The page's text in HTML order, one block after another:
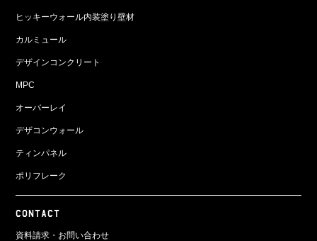
ヒッキーウォール内装塗り壁材
カルミュール
デザインコンクリート
MPC
オーバーレイ
デザコンウォール
ティンパネル
ポリフレーク
CONTACT
資料請求・お問い合わせ